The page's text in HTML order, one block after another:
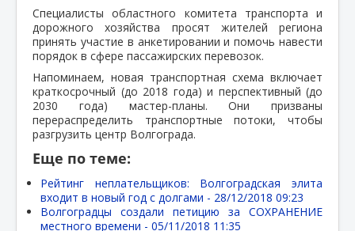
Специалисты областного комитета транспорта и
дорожного хозяйства просят жителей региона
принять участие в анкетировании и помочь навести
порядок в сфере пассажирских перевозок.
Напоминаем, новая транспортная схема включает
краткосрочный (до 2018 года) и перспективный (до
2030 года) мастер-планы. Они призваны
перераспределить транспортные потоки, чтобы
разгрузить центр Волгограда.
Еще по теме:
Рейтинг неплательщиков: Волгоградская элита
входит в новый год с долгами - 28/12/2018 09:23
Волгоградцы создали петицию за СОХРАНЕНИЕ
местного времени - 05/11/2018 11:35